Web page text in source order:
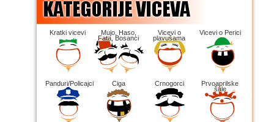
Kratki vicevi Mujo, Haso,
Fata, Bosanci
Vicevi o
plavušama
Vicevi o Perici
Panduri/Policajci Ciga Crnogorci Prvoaprilske
šale